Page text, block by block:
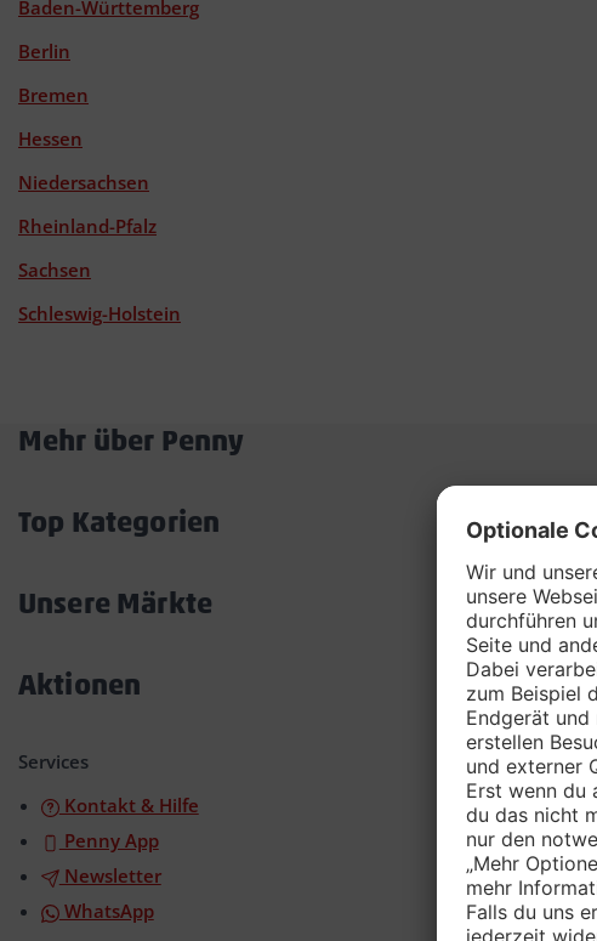
Baden-Württemberg
Berlin
Bremen
Hessen
Niedersachsen
Rheinland-Pfalz
Sachsen
Schleswig-Holstein
Mehr über Penny
öffnen/schließen
Top Kategorien
Unsere Märkte
Aktionen
Services
Kontakt & Hilfe
Penny App
Newsletter
WhatsApp